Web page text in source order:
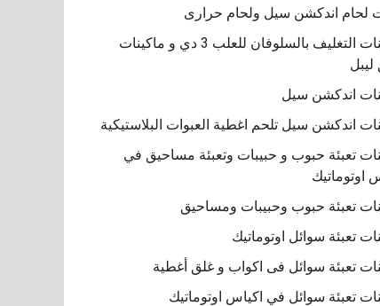
لحام اندكشن سيل ولحام حرارى
ماكينات التغليف بالسلوفان للعلب 3 دي و ماكينات
اندكشن سيل
اندكشن سيل تلحم اغطية العبوات البلاستيكية
تعبئة حبوب و حبيبات وتعبئة مساحيق في
اوتوماتيك
تعبئة حبوب وحبيبات ومساحيق
تعبئة سوائل اوتوماتيك
تعبئة سوائل فى اكواب و غلق أغطية
تعبئة سوائل في اكياس اوتوماتيك